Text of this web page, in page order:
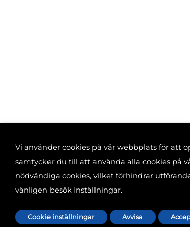
Vi använder cookies på vår webbplats för att
samtycker du till att använda alla cookies på
nödvändiga cookies, vilket förhindrar
vänligen besök Inställningar.
Cookie inställningar Avvisa